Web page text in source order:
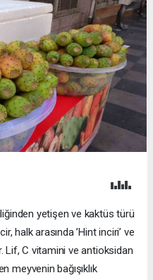
yetişen ve kaktüs türü
halk arasında ’Hint inciri’ ve
Lif, C vitamini ve antioksidan
meyvenin bağışıklık